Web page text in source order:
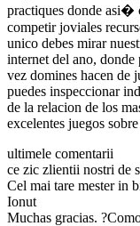
practiques donde asi�
competir joviales
unico debes mirar
internet del ano, donde
vez domines hacen de
puedes inspeccionar
de la relacion de los
excelentes juegos
ultimele comentarii
ce zic zlientii nostri de
Cel mai tare mester in
Ionut
Muchas gracias.